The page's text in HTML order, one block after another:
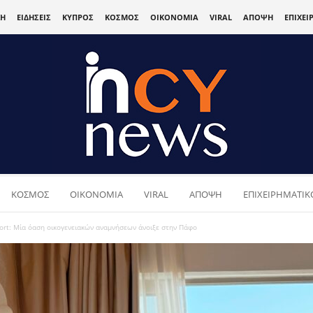
ΕΙΔΗΣΕΙΣ ΚΥΠΡΟΣ ΚΟΣΜΟΣ ΟΙΚΟΝΟΜΙΑ VIRAL ΑΠΟΨΗ
ΚΟΣΜΟΣ ΟΙΚΟΝΟΜΙΑ VIRAL ΑΠΟΨΗ
Μία όαση οικογενειακών αναμνήσεων άνοιξε στην Πάφο